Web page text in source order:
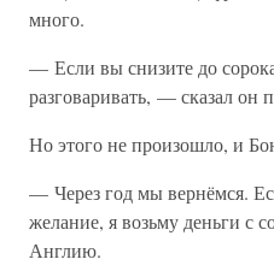
много.
— Если вы снизите до
разговаривать, — сказал он
Но этого не произошло, и
— Через год мы вернёмся.
желание, я возьму деньги с
Англию.